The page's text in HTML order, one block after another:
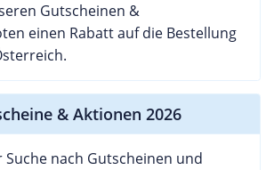
Gutscheinen &
einen Rabatt auf die Bestellung
& Aktionen 2026
nach Gutscheinen und